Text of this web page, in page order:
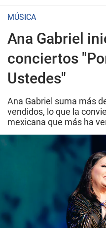
MÚSICA
Ana Gabriel
conciertos
Ustedes"
Ana Gabriel suma más
vendidos, lo que la
mexicana que más ha